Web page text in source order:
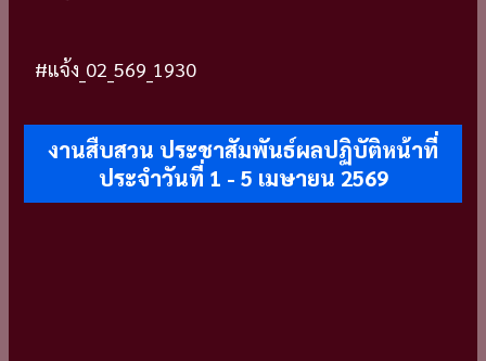
#แจ้ง_02_569_1930
งานสืบสวน ประชาสัมพันธ์ผลปฏิบัติหน้าที่
ประจำวันที่ 1 - 5 เมษายน 2569